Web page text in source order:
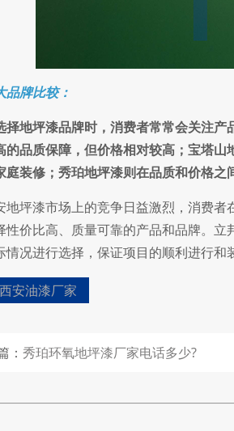
品牌比较：
择地坪漆品牌时，消费者常常会关注产
的品质保障，但价格相对较高；宝塔
庭装修；秀珀地坪漆则在品质和价格之
坪漆市场上的竞争日益激烈，消费者
性价比高、质量可靠的产品和品牌。
情况进行选择，保证项目的顺利进行和
西安油漆厂家
：秀珀环氧地坪漆厂家电话多少?